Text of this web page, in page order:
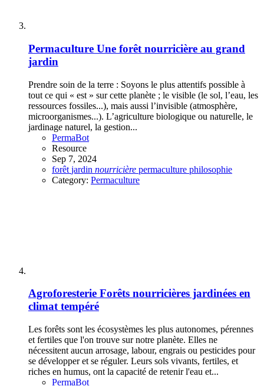
Permaculture Une forêt nourricière au grand
jardin
Prendre soin de la terre : Soyons le plus attentifs possible à
tout ce qui « est » sur cette planète ; le visible (le sol, l’eau, les
ressources fossiles...), mais aussi l’invisible (atmosphère,
microorganismes...). L’agriculture biologique ou naturelle, le
jardinage naturel, la gestion...
PermaBot
Resource
Sep 7, 2024
forêt jardin nourricière permaculture philosophie
Category: Permaculture
Agroforesterie Forêts nourricières jardinées en
climat tempéré
Les forêts sont les écosystèmes les plus autonomes, pérennes
et fertiles que l'on trouve sur notre planète. Elles ne
nécessitent aucun arrosage, labour, engrais ou pesticides pour
se développer et se réguler. Leurs sols vivants, fertiles, et
riches en humus, ont la capacité de retenir l'eau et...
PermaBot